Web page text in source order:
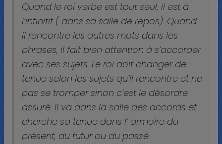
Quand le roi verbe est tout seul, il est à
l’infinitif ( dans sa salle de repos). Quand
il rencontre les autres mots dans les
phrases, il fait bien attention à s’accorder
avec ses sujets. Le roi doit changer de
tenue selon les sujets qu’il rencontre et ne
pas se tromper sinon c’est le désordre
assuré. Il va dans la salle des accords et
cherche sa tenue dans l’ armoire du
présent, du futur ou du passé.